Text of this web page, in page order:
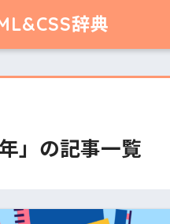
辞典
」の記事一覧